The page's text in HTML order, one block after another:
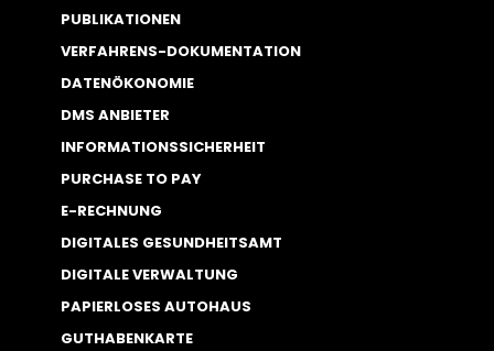
PUBLIKATIONEN
VERFAHRENS-DOKUMENTATION
DATENÖKONOMIE
DMS ANBIETER
INFORMATIONSSICHERHEIT
PURCHASE TO PAY
E-RECHNUNG
DIGITALES GESUNDHEITSAMT
DIGITALE VERWALTUNG
PAPIERLOSES AUTOHAUS
GUTHABENKARTE